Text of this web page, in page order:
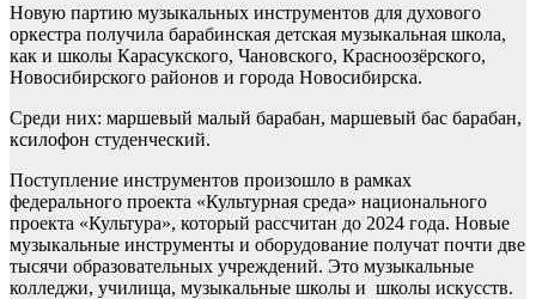
Новую партию музыкальных инструментов для духового
оркестра получила барабинская детская музыкальная школа,
как и школы Карасукского, Чановского, Красноозёрского,
Новосибирского районов и города Новосибирска.
Среди них: маршевый малый барабан, маршевый бас барабан,
ксилофон студенческий.
Поступление инструментов произошло в рамках
федерального проекта «Культурная среда» национального
проекта «Культура», который рассчитан до 2024 года. Новые
музыкальные инструменты и оборудование получат почти две
тысячи образовательных учреждений. Это музыкальные
колледжи, училища, музыкальные школы и школы искусств.